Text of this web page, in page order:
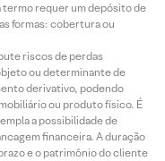
termo requer um depósito de
formas: cobertura ou
riscos de perdas
ou determinante de
derivativo, podendo
ou produto físico. É
a possibilidade de
financeira. A duração
e o patrimônio do cliente